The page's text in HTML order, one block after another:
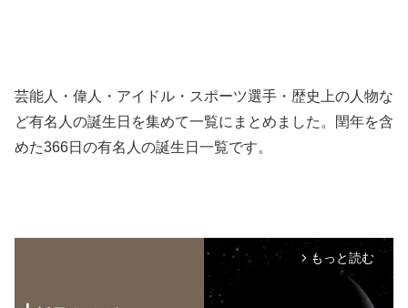
芸能人・偉人・アイドル・スポーツ選手・歴史上の人物な
ど有名人の誕生日を集めて一覧にまとめました。閏年を含
めた366日の有名人の誕生日一覧です。
arrow_forward_ios もっと読む